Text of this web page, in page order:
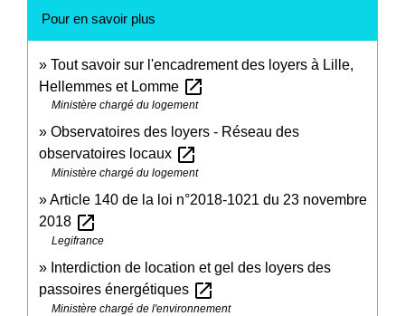
Pour en savoir plus
Tout savoir sur l'encadrement des loyers à Lille,
Hellemmes et Lomme open_in_new
Ministère chargé du logement
Observatoires des loyers - Réseau des
observatoires locaux open_in_new
Ministère chargé du logement
Article 140 de la loi n°2018-1021 du 23 novembre
2018 open_in_new
Legifrance
Interdiction de location et gel des loyers des
passoires énergétiques open_in_new
Ministère chargé de l'environnement